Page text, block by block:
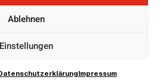
Ablehnen
Einstellungen
Impressum
Hiegelsberger
Impressum
Datenschutz